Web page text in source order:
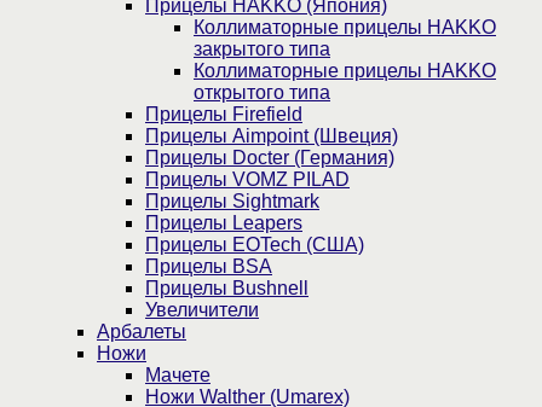
Прицелы HAKKO (Япония)
Коллиматорные прицелы HAKKO
закрытого типа
Коллиматорные прицелы HAKKO
открытого типа
Прицелы Firefield
Прицелы Aimpoint (Швеция)
Прицелы Docter (Германия)
Прицелы VOMZ PILAD
Прицелы Sightmark
Прицелы Leapers
Прицелы EOTech (США)
Прицелы BSA
Прицелы Bushnell
Увеличители
Арбалеты
Ножи
Мачете
Ножи Walther (Umarex)